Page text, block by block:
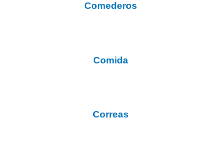
Comederos
Comida
Correas